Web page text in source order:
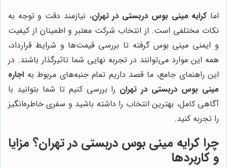
اما کرایه مینی بوس دربستی در تهران، نیازمند دقت و توجه به
نکات مختلفی است. از انتخاب شرکت معتبر و اطمینان از کیفیت
و ایمنی مینی بوس گرفته تا بررسی قیمت‌ها و شرایط قرارداد،
همه این موارد می‌توانند در تجربه نهایی شما تاثیرگذار باشند. در
این راهنمای جامع، ما قصد داریم تمام جنبه‌های مربوط به اجاره
مینی بوس دربستی در تهران را بررسی کنیم تا شما بتوانید با
آگاهی کامل، بهترین انتخاب را داشته باشید و سفری خاطره‌انگیز
را تجربه کنید.
چرا کرایه مینی بوس دربستی در تهران؟ مزایا
و کاربردها